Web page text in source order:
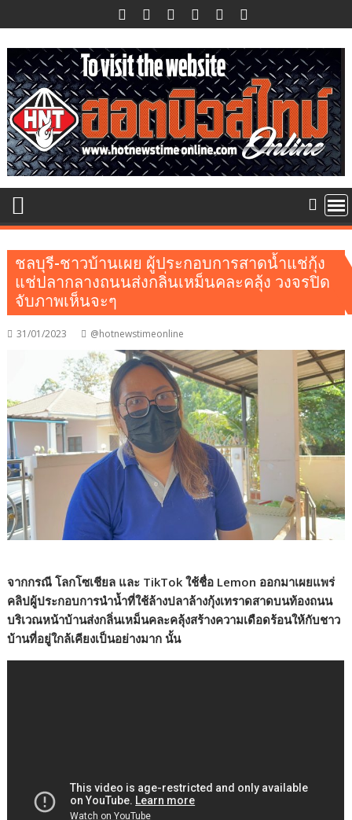
to
content
ชลบุรี-ชาวบ้านเผย ผู้ประกอบการสาดน้ำแช่กุ้ง
แช่ปลากลางถนนส่งกลิ่นเหม็นคละคลุ้ง วงจรปิด
จับภาพเห็นจะๆ
31/01/2023 @hotnewstimeonline
จากกรณี โลกโซเชียล และ TikTok ใช้ชื่อ Lemon ออกมาเผยแพร่
คลิปผู้ประกอบการนำน้ำที่ใช้ล้างปลาล้างกุ้งเทราดสาดบนท้องถนน
บริเวณหน้าบ้านส่งกลิ่นเหม็นคละคลุ้งสร้างความเดือดร้อนให้กับชาว
บ้านที่อยู่ใกล้เคียงเป็นอย่างมาก นั้น